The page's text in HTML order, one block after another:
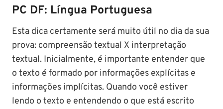
PC DF: Língua Portuguesa
Esta dica certamente será muito útil no dia da sua
prova: compreensão textual X interpretação
textual. Inicialmente, é importante entender que
o texto é formado por informações explícitas e
informações implícitas. Quando você estiver
lendo o texto e entendendo o que está escrito